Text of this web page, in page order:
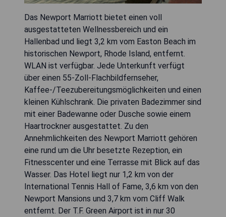
Das Newport Marriott bietet einen voll
ausgestatteten Wellnessbereich und ein
Hallenbad und liegt 3,2 km vom Easton Beach im
historischen Newport, Rhode Island, entfernt.
WLAN ist verfügbar. Jede Unterkunft verfügt
über einen 55-Zoll-Flachbildfernseher,
Kaffee-/Teezubereitungsmöglichkeiten und einen
kleinen Kühlschrank. Die privaten Badezimmer sind
mit einer Badewanne oder Dusche sowie einem
Haartrockner ausgestattet. Zu den
Annehmlichkeiten des Newport Marriott gehören
eine rund um die Uhr besetzte Rezeption, ein
Fitnesscenter und eine Terrasse mit Blick auf das
Wasser. Das Hotel liegt nur 1,2 km von der
International Tennis Hall of Fame, 3,6 km von den
Newport Mansions und 3,7 km vom Cliff Walk
entfernt. Der T.F. Green Airport ist in nur 30